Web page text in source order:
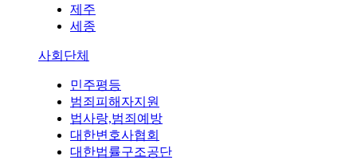
제주
세종
사회단체
민주평등
범죄피해자지원
법사랑,범죄예방
대한변호사협회
대한법률구조공단